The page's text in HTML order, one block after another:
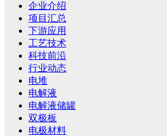
企业介绍
项目汇总
下游应用
工艺技术
科技前沿
行业动态
电堆
电解液
电解液储罐
双极板
电极材料